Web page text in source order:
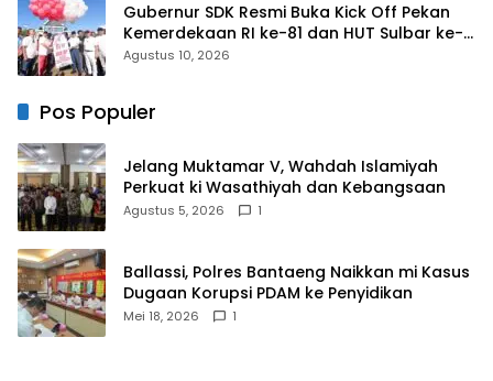
Gubernur SDK Resmi Buka Kick Off Pekan
Kemerdekaan RI ke-81 dan HUT Sulbar ke-
22
Agustus 10, 2026
Pos Populer
Jelang Muktamar V, Wahdah Islamiyah
Perkuat ki Wasathiyah dan Kebangsaan
Agustus 5, 2026 1
Ballassi, Polres Bantaeng Naikkan mi Kasus
Dugaan Korupsi PDAM ke Penyidikan
Mei 18, 2026 1